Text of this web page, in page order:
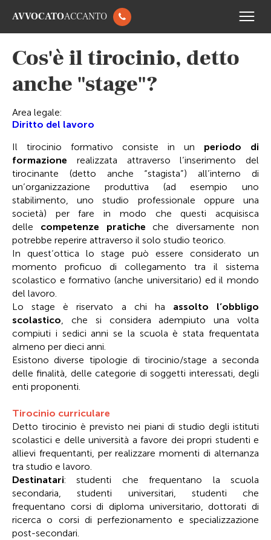
AVVOCATOACCANTO
Cos'è il tirocinio, detto
anche "stage"?
Area legale:
Diritto del lavoro
Il tirocinio formativo consiste in un periodo di
formazione realizzata attraverso l’inserimento del
tirocinante (detto anche “stagista”) all’interno di
un’organizzazione produttiva (ad esempio uno
stabilimento, uno studio professionale oppure una
società) per fare in modo che questi acquisisca
delle competenze pratiche che diversamente non
potrebbe reperire attraverso il solo studio teorico.
In quest’ottica lo stage può essere considerato un
momento proficuo di collegamento tra il sistema
scolastico e formativo (anche universitario) ed il mondo
del lavoro.
Lo stage è riservato a chi ha assolto l’obbligo
scolastico, che si considera adempiuto una volta
compiuti i sedici anni se la scuola è stata frequentata
almeno per dieci anni.
Esistono diverse tipologie di tirocinio/stage a seconda
delle finalità, delle categorie di soggetti interessati, degli
enti proponenti.
Tirocinio curriculare
Detto tirocinio è previsto nei piani di studio degli istituti
scolastici e delle università a favore dei propri studenti e
allievi frequentanti, per realizzare momenti di alternanza
tra studio e lavoro.
Destinatari: studenti che frequentano la scuola
secondaria, studenti universitari, studenti che
frequentano corsi di diploma universitario, dottorati di
ricerca o corsi di perfezionamento e specializzazione
post-secondari.